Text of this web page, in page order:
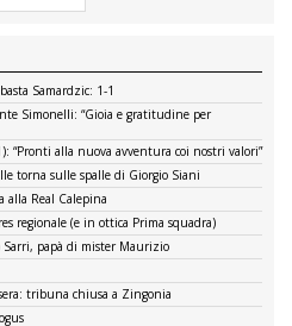
Samardzic: 1-1
Simonelli: “Gioia e gratitudine per
“Pronti alla nuova avventura coi nostri valori”
torna sulle spalle di Giorgio Siani
alla Real Calepina
regionale (e in ottica Prima squadra)
Sarri, papà di mister Maurizio
tribuna chiusa a Zingonia